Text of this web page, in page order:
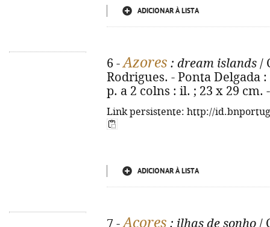
ADICIONAR À LISTA
6 -Azores : dream islands /
Rodrigues. - Ponta Delgada
p. a 2 colns : il. ; 23 x 29 cm.
Link persistente: http://
ADICIONAR À LISTA
7 -Açores : ilhas de sonho /